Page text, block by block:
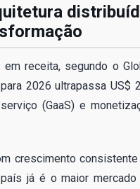
receita, segundo o
2026 ultrapassa US$
(GaaS) e
crescimento
já é o maior